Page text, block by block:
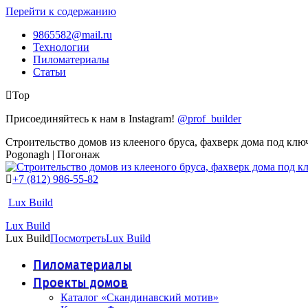
Перейти к содержанию
9865582@mail.ru
Технологии
Пиломатериалы
Статьи
Top
Присоединяйтесь к нам в Instagram! @prof_builder
Строительство домов из клееного бруса, фахверк дома под
Pogonagh | Погонаж
+7 (812) 986-55-82
Lux Build
Lux Build
Lux BuildПосмотретьLux Build
Пиломатериалы
Проекты домов
Каталог «Скандинавский мотив»